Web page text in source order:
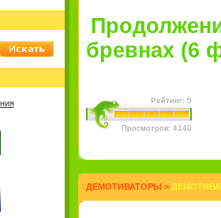
бревнах (6
Рейтинг: 5
Просмотров: 4140
ДЕМОТИВАТОРЫ >